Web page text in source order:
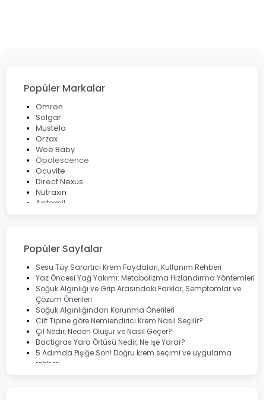
Popüler Markalar
Omron
Solgar
Mustela
Orzax
Wee Baby
Opalescence
Ocuvite
Direct Nexus
Nutraxin
Aptamil
Lansinoh
Cebrolux
Dermoskin
Marvis
Rcfarma
Popüler Sayfalar
Sesu Tüy Sarartıcı Krem Faydaları, Kullanım Rehberi
Yaz Öncesi Yağ Yakımı: Metabolizma Hızlandırma Yöntemleri
Soğuk Algınlığı ve Grip Arasındaki Farklar, Semptomlar ve
Çözüm Önerileri
Soğuk Algınlığından Korunma Önerileri
Cilt Tipine göre Nemlendirici Krem Nasıl Seçilir?
Çil Nedir, Neden Oluşur ve Nasıl Geçer?
Bactigras Yara Örtüsü Nedir, Ne İşe Yarar?
5 Adımda Pişiğe Son! Doğru krem seçimi ve uygulama
rehberi